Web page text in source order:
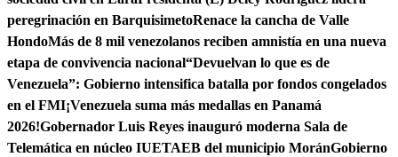
peregrinación en BarquisimetoRenace la cancha de Valle
HondoMás de 8 mil venezolanos reciben amnistía en una nueva
etapa de convivencia nacional“Devuelvan lo que es de
Venezuela”: Gobierno intensifica batalla por fondos congelados
en el FMI¡Venezuela suma más medallas en Panamá
2026!Gobernador Luis Reyes inauguró moderna Sala de
Telemática en núcleo IUETAEB del municipio MoránGobierno